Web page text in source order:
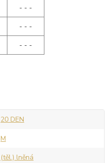
- - -
- - -
- - -
20 DEN
M
(těl.) lněná